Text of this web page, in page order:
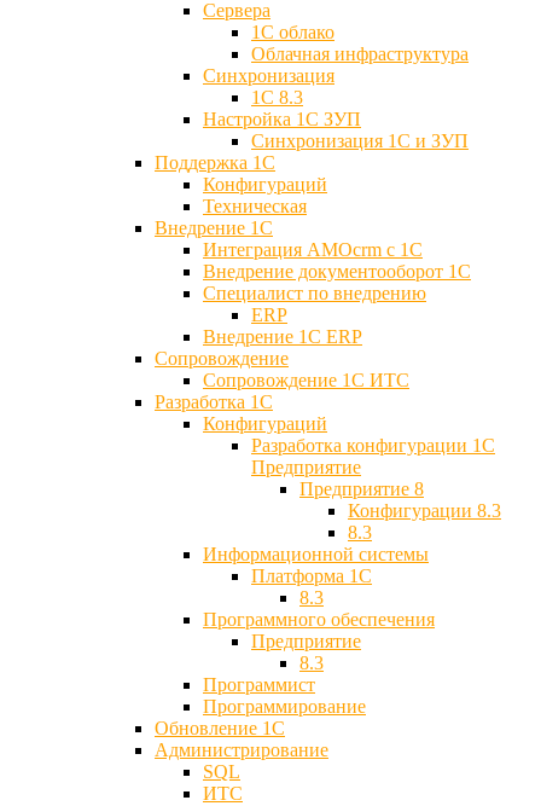
Сервера
1С облако
Облачная инфраструктура
Синхронизация
1С 8.3
Настройка 1С ЗУП
Синхронизация 1С и ЗУП
Поддержка 1С
Конфигураций
Техническая
Внедрение 1С
Интеграция AMOcrm с 1C
Внедрение документооборот 1С
Специалист по внедрению
ERP
Внедрение 1С ERP
Cопровождение
Cопровождение 1С ИТС
Разработка 1C
Конфигураций
Разработка конфигурации 1С
Предприятие
Предприятие 8
Конфигурации 8.3
8.3
Информационной системы
Платформа 1С
8.3
Программного обеспечения
Предприятие
8.3
Программист
Программирование
Обновление 1С
Администрирование
SQL
ИТС